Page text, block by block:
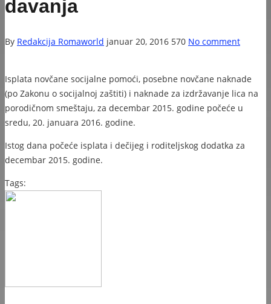
davanja
By Redakcija Romaworld januar 20, 2016 570 No comment
Isplata novčane socijalne pomoći, posebne novčane naknade
(po Zakonu o socijalnoj zaštiti) i naknade za izdržavanje lica na
porodičnom smeštaju, za decembar 2015. godine počeće u
sredu, 20. januara 2016. godine.
Istog dana počeće isplata i dečijeg i roditeljskog dodatka za
decembar 2015. godine.
Tags: